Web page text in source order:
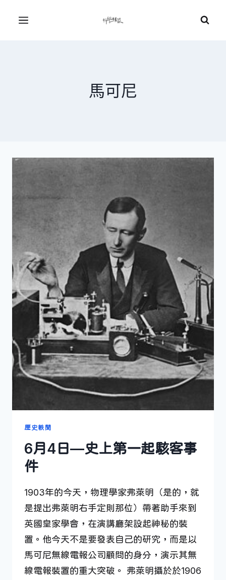
Menu
馬可尼
歷史軼聞
6月4日—史上第一起駭客事
件
1903年的今天，物理學家弗萊明（是的，就
是提出弗萊明右手定則那位）帶著助手來到
英國皇家學會，在演講廳架設起神秘的裝
置。他今天不是要發表自己的研究，而是以
馬可尼無線電報公司顧問的身分，演示其無
線電報裝置的重大突破。 弗萊明攝於於1906